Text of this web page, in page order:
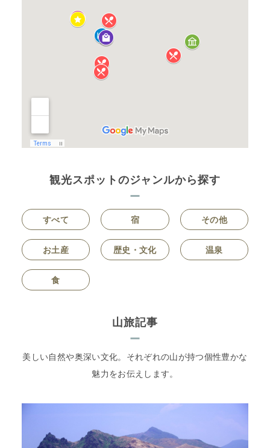
観光スポットのジャンルから探す
すべて 宿 その他
お土産 歴史・文化 温泉
食
山旅記事
美しい自然や奥深い文化。それぞれの山が持つ個性豊かな
魅力をお伝えします。